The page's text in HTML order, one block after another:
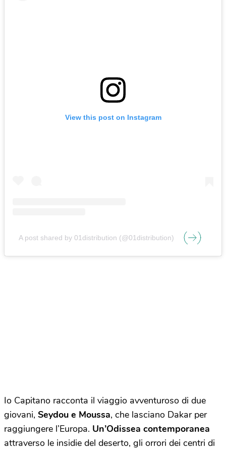
View this post on Instagram
A post shared by 01distribution (@01distribution)
Io Capitano racconta il viaggio avventuroso di due
giovani, Seydou e Moussa, che lasciano Dakar per
raggiungere l’Europa. Un’Odissea contemporanea
attraverso le insidie del deserto, gli orrori dei centri di